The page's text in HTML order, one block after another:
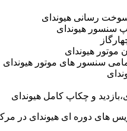
رسانی هیوندای
سنسور هیوندای
موتور هیوندای
سنسور های موتور هیوندای
و چکاپ کامل هیوندای
های دوره ای هیوندای در